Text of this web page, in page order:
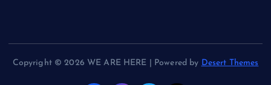
Copyright © 2026 WE ARE HERE | Powered by Desert Themes